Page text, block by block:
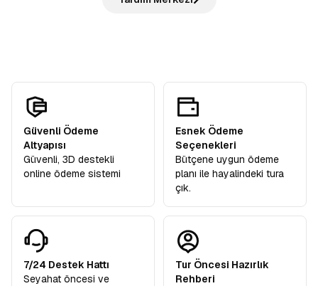
anlayışıyla hareket eder ve sizden
Güvenli Ödeme
Altyapısı
Güvenli, 3D destekli
online ödeme sistemi
Esnek Ödeme
Seçenekleri
Bütçene uygun ödeme
planı ile hayalindeki tura
çık.
7/24 Destek Hattı
Seyahat öncesi ve
Tur Öncesi Hazırlık
Rehberi